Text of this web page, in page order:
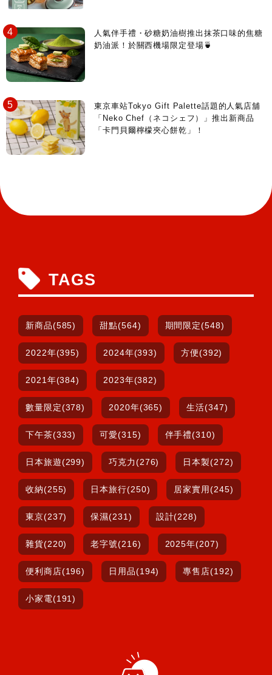
人氣伴手禮・砂糖奶油樹推出抹茶口味的焦糖
奶油派！於關西機場限定登場🍵
東京車站Tokyo Gift Palette話題的人氣店舖
「Neko Chef（ネコシェフ）」推出新商品
「卡門貝爾檸檬夾心餅乾」！
TAGS
新商品(585) 甜點(564) 期間限定(548)
2022年(395) 2024年(393) 方便(392)
2021年(384) 2023年(382)
數量限定(378) 2020年(365) 生活(347)
下午茶(333) 可愛(315) 伴手禮(310)
日本旅遊(299) 巧克力(276) 日本製(272)
收納(255) 日本旅行(250) 居家實用(245)
東京(237) 保濕(231) 設計(228)
雜貨(220) 老字號(216) 2025年(207)
便利商店(196) 日用品(194) 專售店(192)
小家電(191)